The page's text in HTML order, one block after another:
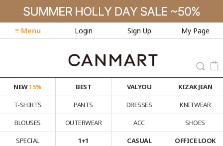
≡ Menu Login Sign Up My Page
NEW15% BEST VALYOU
KIZAK JEAN
T-SHIRTS
PANTS DRESSES
KNITWEAR
BLOUSES
OUTERWEAR ACC
SHOES
SPECIAL
1+1 CASUAL OFFICE LOOK